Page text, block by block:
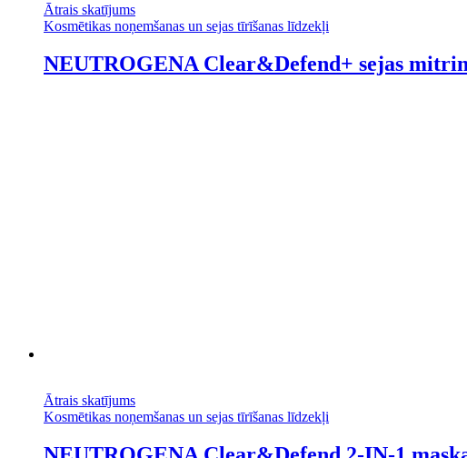
Ātrais skatījums
Kosmētikas noņemšanas un sejas tīrīšanas līdzekļi
NEUTROGENA Clear&Defend+ sejas
Ātrais skatījums
Kosmētikas noņemšanas un sejas tīrīšanas līdzekļi